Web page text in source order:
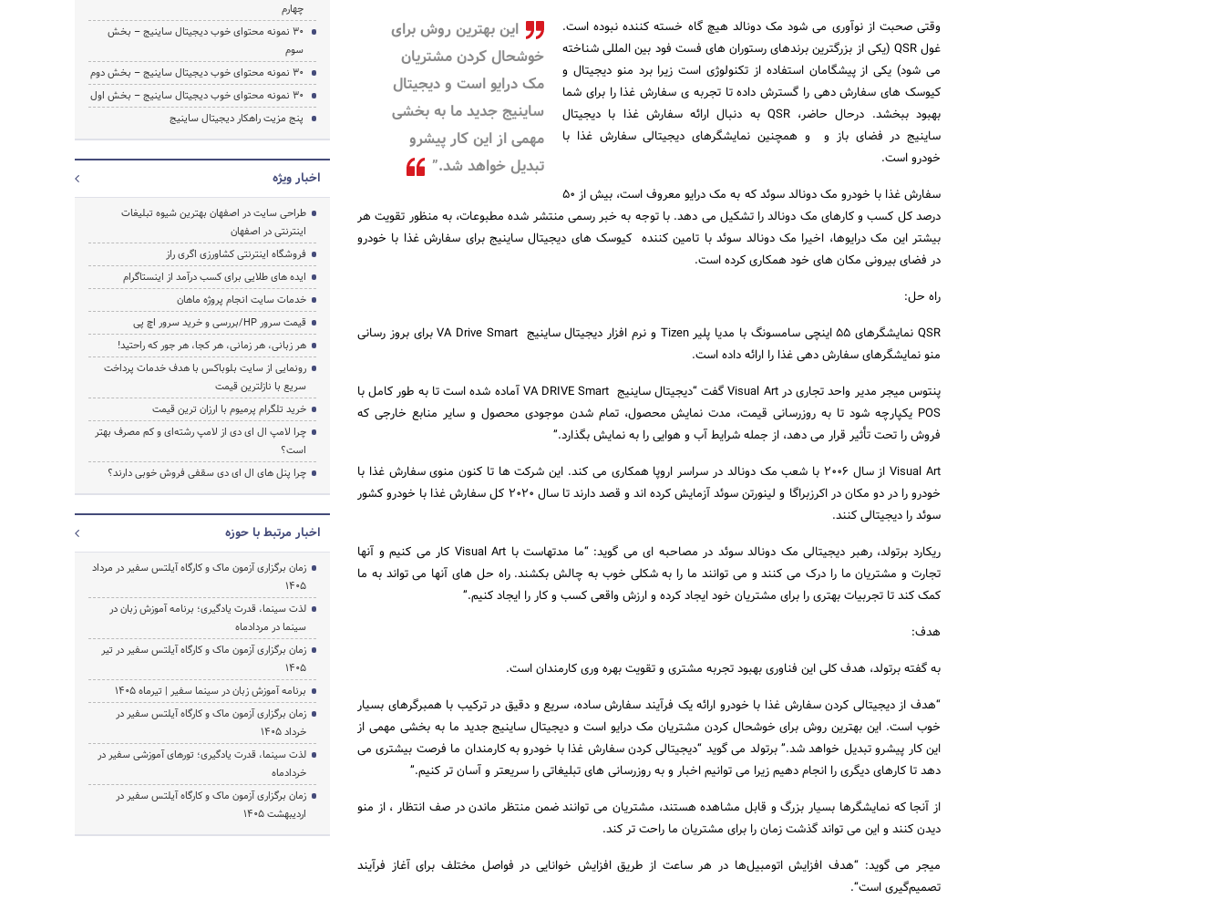
این بهترین روش برای
خوشحال کردن مشتریان
مک درایو است و دیجیتال
ساینیج جدید ما به بخشی
مهمی از این کار پیشرو
تبدیل خواهد شد.”
وقتی صحبت از نوآوری می شود مک دونالد هیچ گاه خسته کننده نبوده است.
غول QSR (یکی از بزرگترین برندهای رستوران های فست فود بین المللی شناخته
می شود) یکی از پیشگامان استفاده از تکنولوژی است زیرا برد منو دیجیتال و
کیوسک های سفارش دهی را گسترش داده تا تجربه ی سفارش غذا را برای شما
بهبود ببخشد. درحال حاضر، QSR به دنبال ارائه سفارش غذا با دیجیتال
ساینیج در فضای باز و و همچنین نمایشگرهای دیجیتالی سفارش غذا با
خودرو است.
سفارش غذا با خودرو مک دونالد سوئد که به مک درایو معروف است، بیش از 50
درصد کل کسب و کارهای مک دونالد را تشکیل می دهد. با توجه به خبر رسمی منتشر شده مطبوعات، به منظور تقویت هر
بیشتر این مک درایوها، اخیرا مک دونالد سوئد با تامین کننده کیوسک های دیجیتال ساینیج برای سفارش غذا با خودرو
در فضای بیرونی مکان های خود همکاری کرده است.
راه حل:
QSR نمایشگرهای 55 اینچی سامسونگ با مدیا پلیر Tizen و نرم افزار دیجیتال ساینیج VA Drive Smart برای بروز رسانی
منو نمایشگرهای سفارش دهی غذا را ارائه داده است.
پنتوس میجر مدیر واحد تجاری در Visual Art گفت “دیجیتال ساینیج VA DRIVE Smart آماده شده است تا به طور کامل با
POS یکپارچه شود تا به روزرسانی قیمت، مدت نمایش محصول، تمام شدن موجودی محصول و سایر منابع خارجی که
فروش را تحت تأثیر قرار می دهد، از جمله شرایط آب و هوایی را به نمایش بگذارد.”
Visual Art از سال 2006 با شعب مک دونالد در سراسر اروپا همکاری می کند. این شرکت ها تا کنون منوی سفارش غذا با
خودرو را در دو مکان در اکرزبراگا و لینورتن سوئد آزمایش کرده اند و قصد دارند تا سال 2020 کل سفارش غذا با خودرو کشور
سوئد را دیجیتالی کنند.
ریکارد برتولد، رهبر دیجیتالی مک دونالد سوئد در مصاحبه ای می گوید: “ما مدتهاست با Visual Art کار می کنیم و آنها
تجارت و مشتریان ما را درک می کنند و می توانند ما را به شکلی خوب به چالش بکشند. راه حل های آنها می تواند به ما
کمک کند تا تجربیات بهتری را برای مشتریان خود ایجاد کرده و ارزش واقعی کسب و کار را ایجاد کنیم.”
هدف:
به گفته برتولد، هدف کلی این فناوری بهبود تجربه مشتری و تقویت بهره وری کارمندان است.
“هدف از دیجیتالی کردن سفارش غذا با خودرو ارائه یک فرآیند سفارش ساده، سریع و دقیق در ترکیب با همبرگرهای بسیار
خوب است. این بهترین روش برای خوشحال کردن مشتریان مک درایو است و دیجیتال ساینیج جدید ما به بخشی مهمی از
این کار پیشرو تبدیل خواهد شد.” برتولد می گوید “دیجیتالی کردن سفارش غذا با خودرو به کارمندان ما فرصت بیشتری می
دهد تا کارهای دیگری را انجام دهیم زیرا می توانیم اخبار و به روزرسانی های تبلیغاتی را سریعتر و آسان تر کنیم.”
از آنجا که نمایشگرها بسیار بزرگ و قابل مشاهده هستند، مشتریان می توانند ضمن منتظر ماندن در صف انتظار ، از منو
دیدن کنند و این می تواند گذشت زمان را برای مشتریان ما راحت تر کند.
میجر می گوید: “هدف افزایش اتومبیل‌ها در هر ساعت از طریق افزایش خوانایی در فواصل مختلف برای آغاز فرآیند
تصمیم‌گیری است“.
چهارم
30 نمونه محتوای خوب دیجیتال ساینیج – بخش
سوم
30 نمونه محتوای خوب دیجیتال ساینیج – بخش دوم
30 نمونه محتوای خوب دیجیتال ساینیج – بخش اول
پنج مزیت راهکار دیجیتال ساینیج
اخبار ویژه
طراحی سایت در اصفهان بهترین شیوه تبلیغات
اینترنتی در اصفهان
فروشگاه اینترنتی کشاورزی اگری راز
ایده های طلایی برای کسب درآمد از اینستاگرام
خدمات سایت انجام پروژه ماهان
قیمت سرور HP/بررسی و خرید سرور اچ پی
هر زبانی، هر زمانی، هر کجا، هر جور که راحتید!
رونمایی از سایت بلوباکس با هدف خدمات پرداخت
سریع با نازلترین قیمت
خرید تلگرام پرمیوم با ارزان ترین قیمت
چرا لامپ ال ای دی از لامپ رشته‌ای و کم مصرف بهتر
است؟
چرا پنل های ال ای دی سقفی فروش خوبی دارند؟
اخبار مرتبط با حوزه
زمان برگزاری آزمون ماک و کارگاه آیلتس سفیر در مرداد
1405
لذت سینما، قدرت یادگیری؛ برنامه آموزش زبان در
سینما در مردادماه
زمان برگزاری آزمون ماک و کارگاه آیلتس سفیر در تیر
1405
برنامه آموزش زبان در سینما سفیر | تیرماه ۱۴۰۵
زمان برگزاری آزمون ماک و کارگاه آیلتس سفیر در
خرداد 1405
لذت سینما، قدرت یادگیری؛ تورهای آموزشی سفیر در
خردادماه
زمان برگزاری آزمون ماک و کارگاه آیلتس سفیر در
اردیبهشت 1405